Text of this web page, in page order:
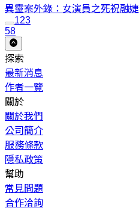
異靈案外錄：女演員之死祝融婕
123
58
探索
最新消息
作者一覽
關於
關於我們
公司簡介
服務條款
隱私政策
幫助
常見問題
合作洽詢